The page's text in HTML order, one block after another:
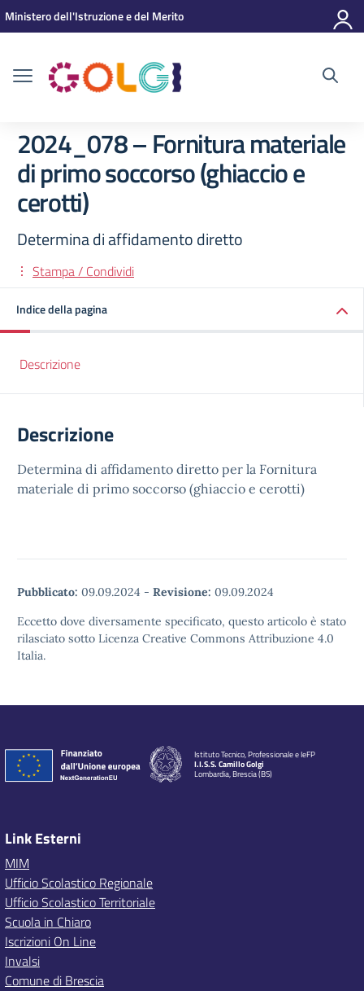
Vai ai contenuti
Vai al menu di navigazione
Vai al footer
Ministero dell'Istruzione e del Merito
2024_078 – Fornitura materiale
di primo soccorso (ghiaccio e
cerotti)
Determina di affidamento diretto
Stampa / Condividi
Indice della pagina
Descrizione
Descrizione
Determina di affidamento diretto per la Fornitura
materiale di primo soccorso (ghiaccio e cerotti)
Pubblicato: 09.09.2024 - Revisione: 09.09.2024
Eccetto dove diversamente specificato, questo articolo è stato
rilasciato sotto Licenza Creative Commons Attribuzione 4.0
Italia.
Istituto Tecnico, Professionale e IeFP
I.I.S.S. Camillo Golgi
Lombardia, Brescia (BS)
Link Esterni
MIM
Ufficio Scolastico Regionale
Ufficio Scolastico Territoriale
Scuola in Chiaro
Iscrizioni On Line
Invalsi
Comune di Brescia